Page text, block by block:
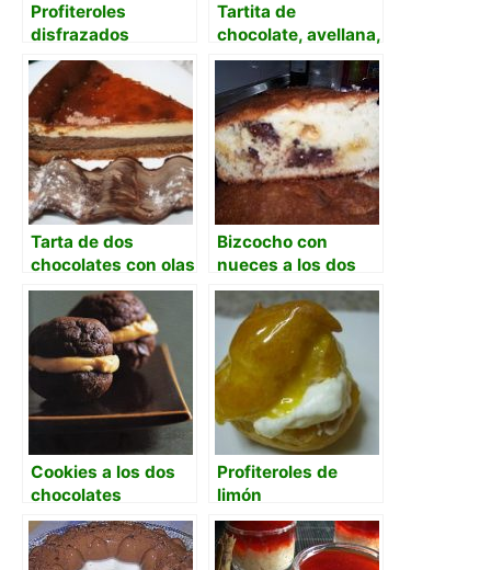
Profiteroles
disfrazados
Tartita de
chocolate, avellana,
yogurt y
calabacinos
Tarta de dos
chocolates con olas
Bizcocho con
nueces a los dos
chocolates
Cookies a los dos
chocolates
Profiteroles de
limón